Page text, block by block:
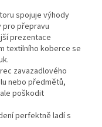
spojuje výhody
přepravu
prezentace
textilního koberce se
zavazadlového
nebo předmětů,
poškodit
perfektně ladí s